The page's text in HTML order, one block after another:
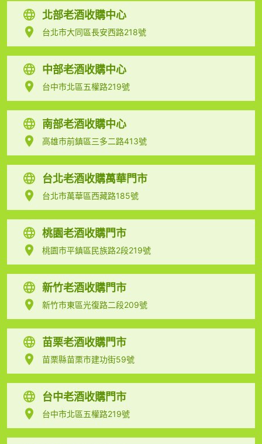
北部老酒收購中心
台北市大同區長安西路218號
中部老酒收購中心
台中市北區五權路219號
南部老酒收購中心
高雄市前鎮區三多二路413號
台北老酒收購萬華門市
台北市萬華區西藏路185號
桃園老酒收購門市
桃園市平鎮區民族路2段219號
新竹老酒收購門市
新竹市東區光復路二段209號
苗栗老酒收購門市
苗栗縣苗栗市建功街59號
台中老酒收購門市
台中市北區五權路219號